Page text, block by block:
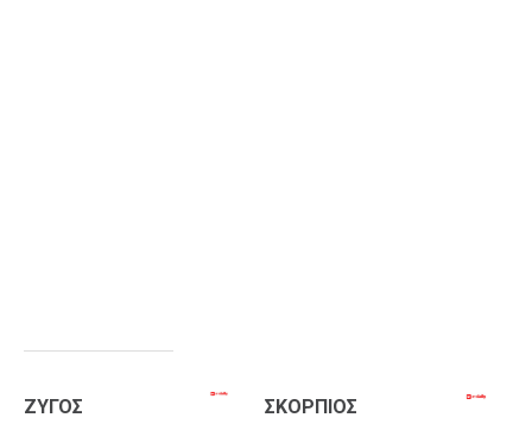
ΖΥΓΟΣ
ΣΚΟΡΠΙΟΣ